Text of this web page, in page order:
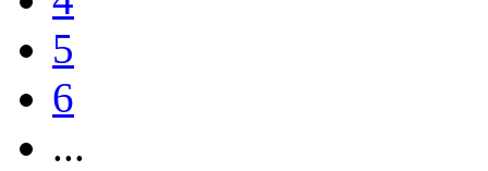
5
6
...